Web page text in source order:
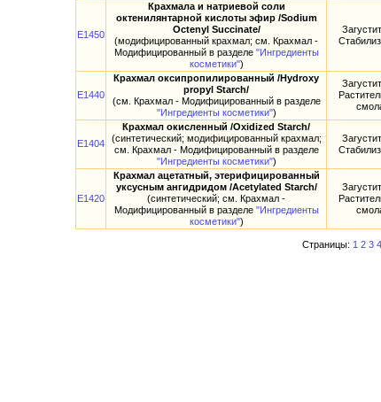
E1450
Крахмала и натриевой соли
октенилянтарной кислоты эфир /Sodium
Octenyl Succinate/
(модифицированный крахмал; см. Крахмал -
Модифицированный в разделе "Ингредиенты
косметики")
E1440
Крахмал оксипропилированный /Hydroxy
propyl Starch/
(см. Крахмал - Модифицированный в разделе
"Ингредиенты косметики")
E1404
Крахмал окисленный /Oxidized Starch/
(синтетический; модифицированный крахмал;
см. Крахмал - Модифицированный в разделе
"Ингредиенты косметики")
E1420
Крахмал ацетатный, этерифицированный
уксусным ангидридом /Acetylated Starch/
(синтетический; см. Крахмал -
Модифицированный в разделе "Ингредиенты
косметики")
Страницы: 1 2 3 4